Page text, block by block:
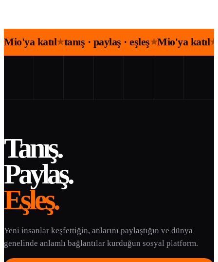
Mio'ya katıl★tanış · paylaş · eşleş★Mio'ya katıl★
Tanış.
Paylaş.
Eşleş.
Yeni insanlar keşfettiğin, anlarını paylaştığın ve dünya
genelinde anlamlı bağlantılar kurduğun sosyal platform.